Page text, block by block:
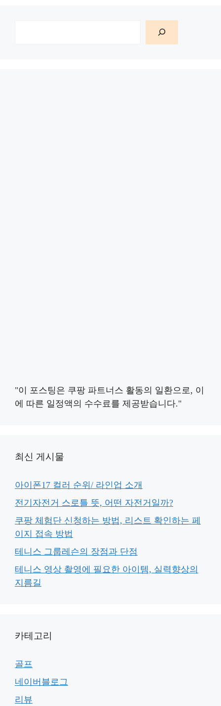
"이 포스팅은 쿠팡 파트너스 활동의 일환으로, 이
에 따른 일정액의 수수료를 제공받습니다."
최신 게시물
아이폰17 컬러 순위/ 라인업 소개
전기자전거 스로틀 뜻, 어떤 자전거일까?
쿠팡 체험단 신청하는 방법, 리스트 확인하는 페
이지 접속 방법
테니스 그룹레슨의 장점과 단점
테니스 영상 촬영에 필요한 아이템, 실력향상의
지름길
카테고리
골프
네이버블로그
리뷰